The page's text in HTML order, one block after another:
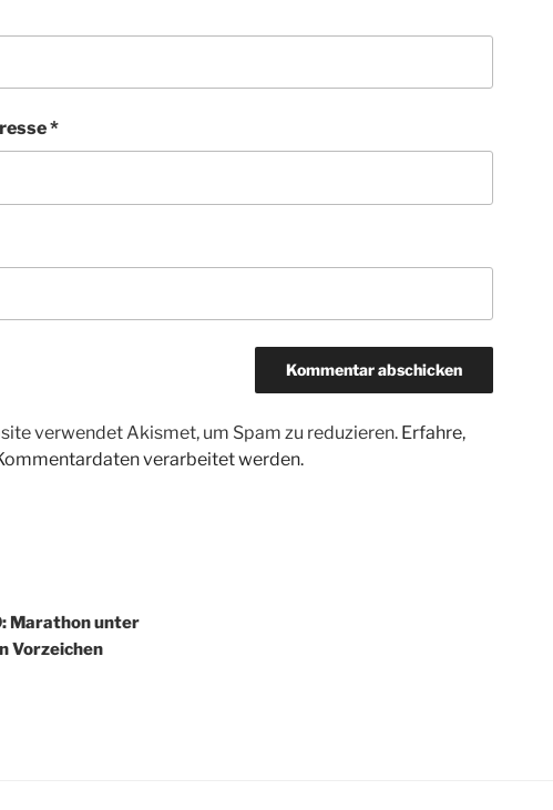
*
verwendet Akismet, um Spam zu reduzieren. Erfahre,
verarbeitet werden.
Marathon unter
Vorzeichen